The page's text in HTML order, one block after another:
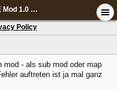
Bug-Report zur HME Mod 1.0 - Ruhm und Ehre Gondors
Policy
mod - als sub mod oder map
auftreten ist ja mal ganz